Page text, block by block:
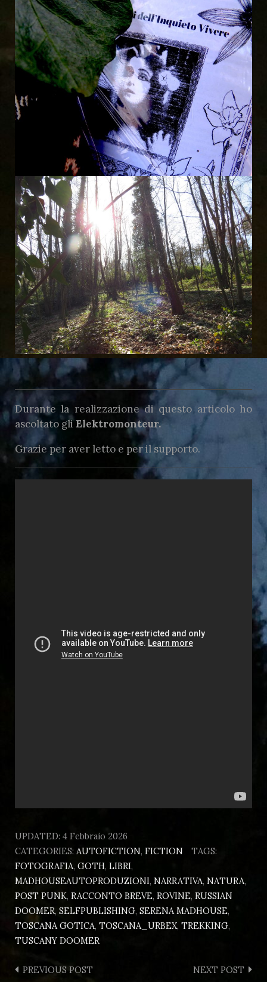
Durante la realizzazione di questo articolo ho
ascoltato gliElektromonteur.
Grazie per aver letto e per il supporto.
UPDATED: 4 Febbraio 2026
CATEGORIES: AUTOFICTION, FICTION
TAGS:
FOTOGRAFIA, GOTH, LIBRI,
MADHOUSEAUTOPRODUZIONI, NARRATIVA, NATURA,
POST PUNK, RACCONTO BREVE, ROVINE, RUSSIAN
DOOMER, SELFPUBLISHING, SERENA MADHOUSE,
TOSCANA GOTICA, TOSCANA_URBEX, TREKKING,
TUSCANY DOOMER
Post
PREVIOUS POST NEXT POST